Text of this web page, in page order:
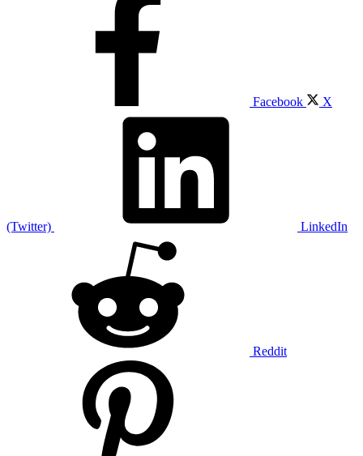
Facebook X
(Twitter) LinkedIn
Reddit